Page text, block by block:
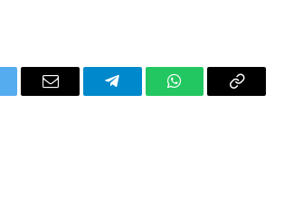
Email TelegramWhatsAppCopy